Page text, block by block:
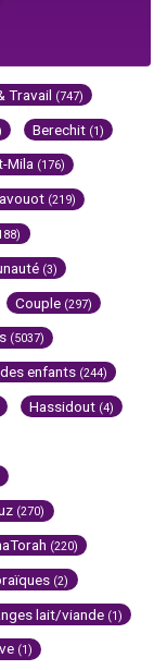
Travail (747)
Berechit (1)
Mila (176)
(219)
(3)
Couple (297)
(5037)
enfants (244)
Hassidout (4)
(270)
(220)
(2)
lait/viande (1)
(1)